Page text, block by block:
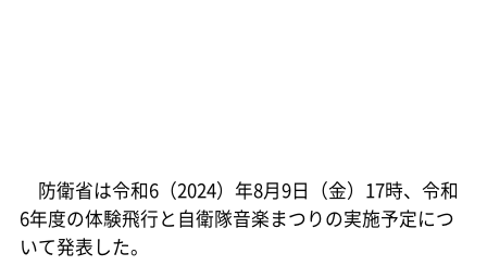
防衛省は令和6（2024）年8月9日（金）17時、令和
6年度の体験飛行と自衛隊音楽まつりの実施予定につ
いて発表した。